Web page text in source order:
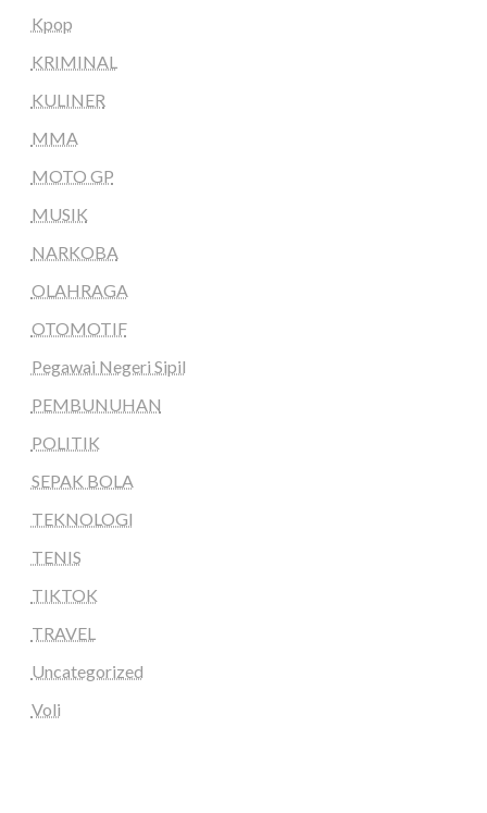
Kpop
KRIMINAL
KULINER
MMA
MOTO GP
MUSIK
NARKOBA
OLAHRAGA
OTOMOTIF
Pegawai Negeri Sipil
PEMBUNUHAN
POLITIK
SEPAK BOLA
TEKNOLOGI
TENIS
TIKTOK
TRAVEL
Uncategorized
Voli